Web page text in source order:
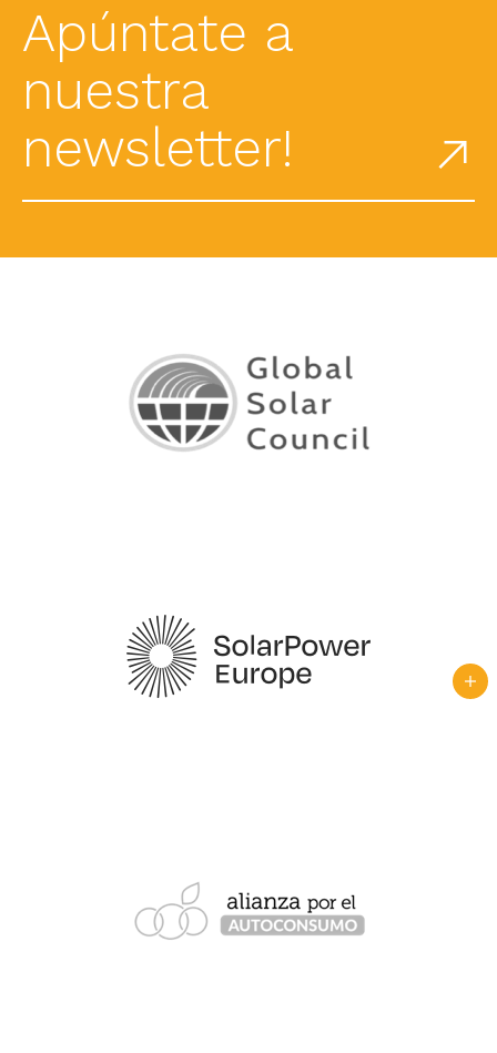
Apúntate a
nuestra
newsletter!